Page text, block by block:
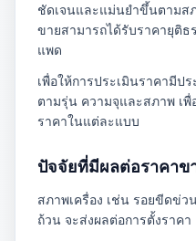
ชัดเจนและแม่นยำขึ้นตามส
ขายสามารถได้รับราคายุติ
แพด
เพื่อให้การประเมินราคามีป
ตามรุ่น ความจุและสภาพ เ
ราคาในแต่ละแบบ
ปัจจัยที่มีผลต่อราคาข
สภาพเครื่อง เช่น รอยขีดข่
ถ้วน จะส่งผลต่อการตั้งราคา